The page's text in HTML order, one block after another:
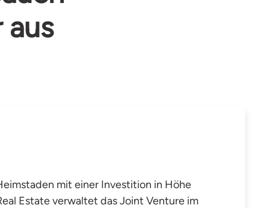
mit einer Investition in Höhe
Estate verwaltet das Joint Venture im